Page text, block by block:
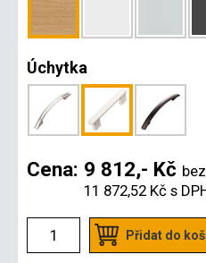
Úchytka
Cena: 9 812,- Kč
11 872,52 Kč s
Přidat do